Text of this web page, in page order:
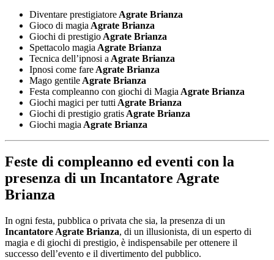
Diventare prestigiatoreAgrate Brianza
Gioco di magiaAgrate Brianza
Giochi di prestigioAgrate Brianza
Spettacolo magiaAgrate Brianza
Tecnica dell’ipnosi aAgrate Brianza
Ipnosi come fareAgrate Brianza
Mago gentileAgrate Brianza
Festa compleanno con giochi di MagiaAgrate Brianza
Giochi magici per tuttiAgrate Brianza
Giochi di prestigio gratisAgrate Brianza
Giochi magiaAgrate Brianza
Feste di compleanno ed eventi con la
presenza di un Incantatore Agrate
Brianza
In ogni festa, pubblica o privata che sia, la presenza di un
Incantatore Agrate Brianza, di un illusionista, di un esperto di
magia e di giochi di prestigio, è indispensabile per ottenere il
successo dell’evento e il divertimento del pubblico.